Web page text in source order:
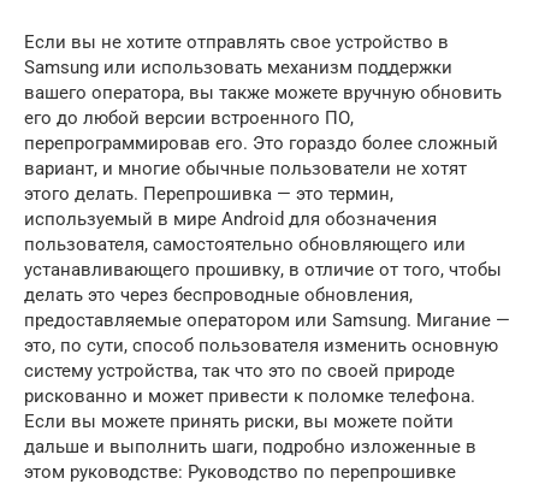
Если вы не хотите отправлять свое устройство в
Samsung или использовать механизм поддержки
вашего оператора, вы также можете вручную обновить
его до любой версии встроенного ПО,
перепрограммировав его. Это гораздо более сложный
вариант, и многие обычные пользователи не хотят
этого делать. Перепрошивка — это термин,
используемый в мире Android для обозначения
пользователя, самостоятельно обновляющего или
устанавливающего прошивку, в отличие от того, чтобы
делать это через беспроводные обновления,
предоставляемые оператором или Samsung. Мигание —
это, по сути, способ пользователя изменить основную
систему устройства, так что это по своей природе
рискованно и может привести к поломке телефона.
Если вы можете принять риски, вы можете пойти
дальше и выполнить шаги, подробно изложенные в
этом руководстве: Руководство по перепрошивке